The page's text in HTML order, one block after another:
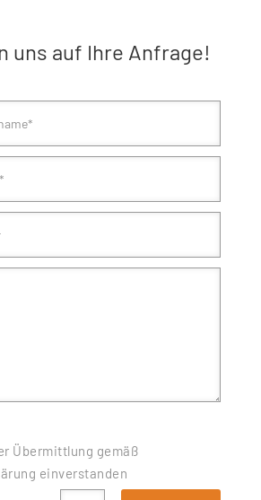
uns auf Ihre Anfrage!
Übermittlung gemäß
einverstanden